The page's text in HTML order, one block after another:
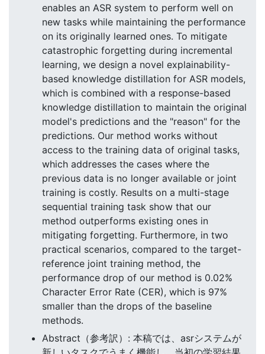
enables an ASR system to perform well on
new tasks while maintaining the performance
on its originally learned ones. To mitigate
catastrophic forgetting during incremental
learning, we design a novel explainability-
based knowledge distillation for ASR models,
which is combined with a response-based
knowledge distillation to maintain the original
model's predictions and the "reason" for the
predictions. Our method works without
access to the training data of original tasks,
which addresses the cases where the
previous data is no longer available or joint
training is costly. Results on a multi-stage
sequential training task show that our
method outperforms existing ones in
mitigating forgetting. Furthermore, in two
practical scenarios, compared to the target-
reference joint training method, the
performance drop of our method is 0.02%
Character Error Rate (CER), which is 97%
smaller than the drops of the baseline
methods.
Abstract（参考訳）: 本稿では、asrシステムが